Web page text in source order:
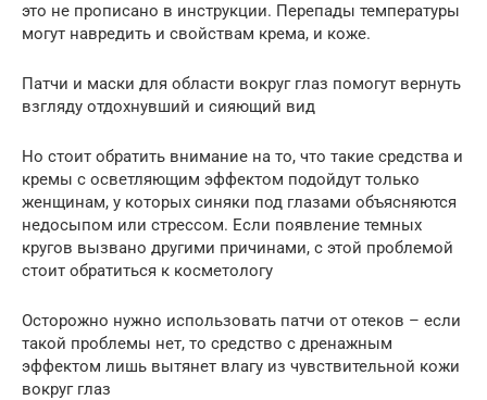
это не прописано в инструкции. Перепады температуры
могут навредить и свойствам крема, и коже.
Патчи и маски для области вокруг глаз помогут вернуть
взгляду отдохнувший и сияющий вид
Но стоит обратить внимание на то, что такие средства и
кремы с осветляющим эффектом подойдут только
женщинам, у которых синяки под глазами объясняются
недосыпом или стрессом. Если появление темных
кругов вызвано другими причинами, с этой проблемой
стоит обратиться к косметологу
Осторожно нужно использовать патчи от отеков – если
такой проблемы нет, то средство с дренажным
эффектом лишь вытянет влагу из чувствительной кожи
вокруг глаз